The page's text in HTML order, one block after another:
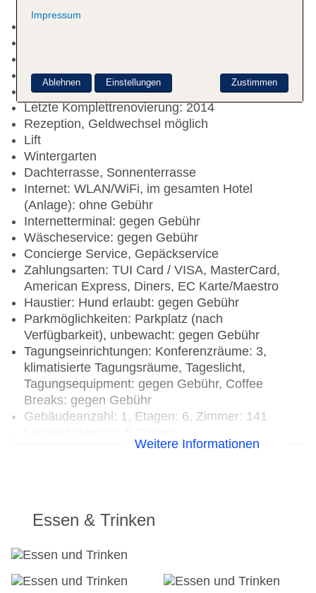
Check-out Zeit bis 12:00 Uhr
Hoteleröffnung: 2014
Letzte Komplettrenovierung: 2014
Rezeption, Geldwechsel möglich
Lift
Wintergarten
Dachterrasse, Sonnenterrasse
Internet: WLAN/WiFi, im gesamten Hotel
(Anlage): ohne Gebühr
Internetterminal: gegen Gebühr
Wäscheservice: gegen Gebühr
Concierge Service, Gepäckservice
Zahlungsarten: TUI Card / VISA, MasterCard,
American Express, Diners, EC Karte/Maestro
Haustier: Hund erlaubt: gegen Gebühr
Parkmöglichkeiten: Parkplatz (nach
Verfügbarkeit), unbewacht: gegen Gebühr
Tagungseinrichtungen: Konferenzräume: 3,
klimatisierte Tagungsräume, Tageslicht,
Tagungsequipment: gegen Gebühr, Coffee
Breaks: gegen Gebühr
Gebäudeanzahl: 1, Etagen: 6, Zimmer: 141
Weitere Informationen
Essen & Trinken
Impressum
Zustimmen
Ablehnen Einstellungen